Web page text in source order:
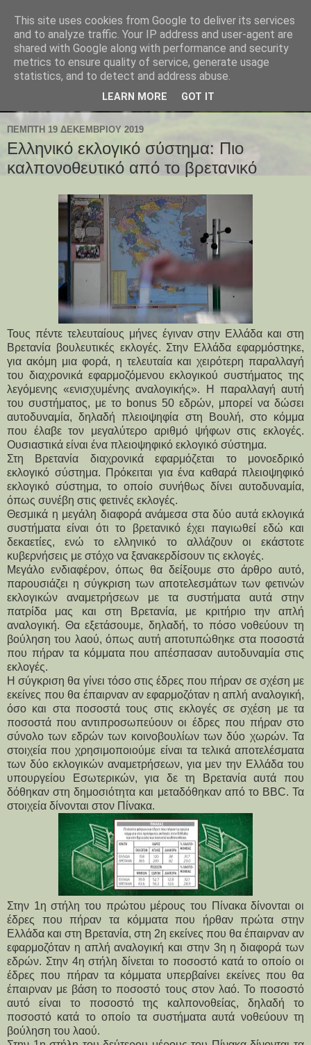
ΠΈΜΠΤΗ 19 ΔΕΚΕΜΒΡΊΟΥ 2019
Ελληνικό εκλογικό σύστημα: Πιο
καλπονοθευτικό από το βρετανικό
Τους πέντε τελευταίους μήνες έγιναν στην Ελλάδα και στη
Βρετανία βουλευτικές εκλογές. Στην Ελλάδα εφαρμόστηκε,
για ακόμη μια φορά, η τελευταία και χειρότερη παραλλαγή
του διαχρονικά εφαρμοζόμενου εκλογικού συστήματος της
λεγόμενης «ενισχυμένης αναλογικής». Η παραλλαγή αυτή
του συστήματος, με το bonus 50 εδρών, μπορεί να δώσει
αυτοδυναμία, δηλαδή πλειοψηφία στη Βουλή, στο κόμμα
που έλαβε τον μεγαλύτερο αριθμό ψήφων στις εκλογές.
Ουσιαστικά είναι ένα πλειοψηφικό εκλογικό σύστημα.
Στη Βρετανία διαχρονικά εφαρμόζεται το μονοεδρικό
εκλογικό σύστημα. Πρόκειται για ένα καθαρά πλειοψηφικό
εκλογικό σύστημα, το οποίο συνήθως δίνει αυτοδυναμία,
όπως συνέβη στις φετινές εκλογές.
Θεσμικά η μεγάλη διαφορά ανάμεσα στα δύο αυτά εκλογικά
συστήματα είναι ότι το βρετανικό έχει παγιωθεί εδώ και
δεκαετίες, ενώ το ελληνικό το αλλάζουν οι εκάστοτε
κυβερνήσεις με στόχο να ξανακερδίσουν τις εκλογές.
Μεγάλο ενδιαφέρον, όπως θα δείξουμε στο άρθρο αυτό,
παρουσιάζει η σύγκριση των αποτελεσμάτων των φετινών
εκλογικών αναμετρήσεων με τα συστήματα αυτά στην
πατρίδα μας και στη Βρετανία, με κριτήριο την απλή
αναλογική. Θα εξετάσουμε, δηλαδή, το πόσο νοθεύουν τη
βούληση του λαού, όπως αυτή αποτυπώθηκε στα ποσοστά
που πήραν τα κόμματα που απέσπασαν αυτοδυναμία στις
εκλογές.
Η σύγκριση θα γίνει τόσο στις έδρες που πήραν σε σχέση με
εκείνες που θα έπαιρναν αν εφαρμοζόταν η απλή αναλογική,
όσο και στα ποσοστά τους στις εκλογές σε σχέση με τα
ποσοστά που αντιπροσωπεύουν οι έδρες που πήραν στο
σύνολο των εδρών των κοινοβουλίων των δύο χωρών. Τα
στοιχεία που χρησιμοποιούμε είναι τα τελικά αποτελέσματα
των δύο εκλογικών αναμετρήσεων, για μεν την Ελλάδα του
υπουργείου Εσωτερικών, για δε τη Βρετανία αυτά που
δόθηκαν στη δημοσιότητα και μεταδόθηκαν από το BBC. Τα
στοιχεία δίνονται στον Πίνακα.
Στην 1η στήλη του πρώτου μέρους του Πίνακα δίνονται οι
έδρες που πήραν τα κόμματα που ήρθαν πρώτα στην
Ελλάδα και στη Βρετανία, στη 2η εκείνες που θα έπαιρναν αν
εφαρμοζόταν η απλή αναλογική και στην 3η η διαφορά των
εδρών. Στην 4η στήλη δίνεται το ποσοστό κατά το οποίο οι
έδρες που πήραν τα κόμματα υπερβαίνει εκείνες που θα
έπαιρναν με βάση το ποσοστό τους στον λαό. Το ποσοστό
αυτό είναι το ποσοστό της καλπονοθείας, δηλαδή το
ποσοστό κατά το οποίο τα συστήματα αυτά νοθεύουν τη
βούληση του λαού.
This site uses cookies from Google to deliver its services
and to analyze traffic. Your IP address and user-agent are
shared with Google along with performance and security
metrics to ensure quality of service, generate usage
statistics, and to detect and address abuse.
LEARN MORE GOT IT